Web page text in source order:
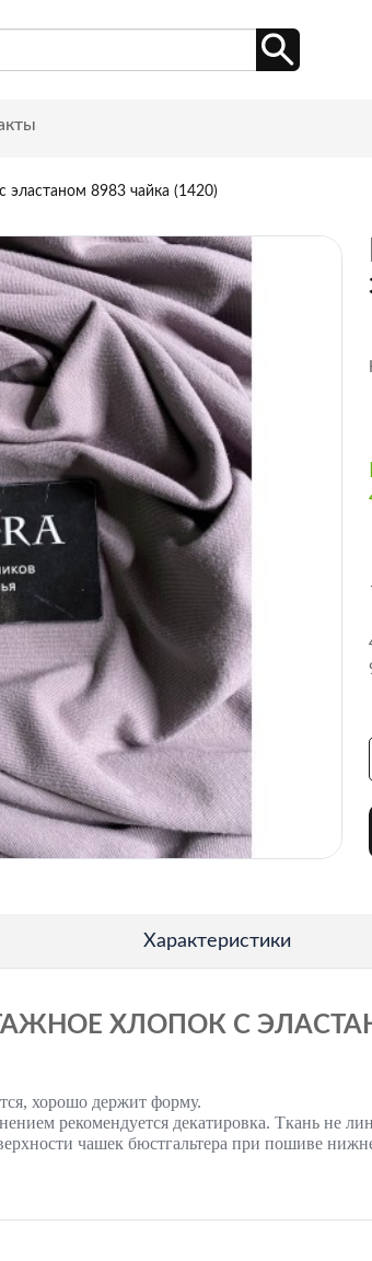
эластаном 8983 чайка (1420)
Характеристики
ХЛОПОК С
хорошо держит форму.
рекомендуется декатировка. Ткань не
чашек бюстгальтера при пошиве